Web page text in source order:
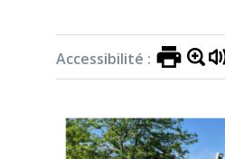
Accessibilité :